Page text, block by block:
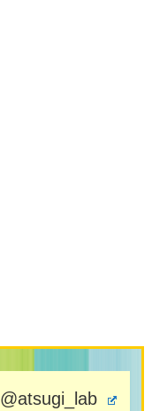
@atsugi_lab